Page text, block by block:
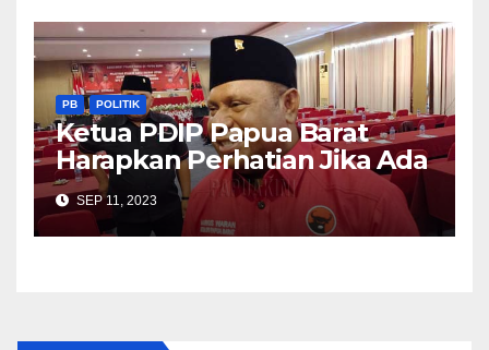
PB POLITIK
Ketua PDIP Papua Barat
Harapkan Perhatian Jika Ada
Usulan Pergantian Penjabat
Gubernur
SEP 11, 2023